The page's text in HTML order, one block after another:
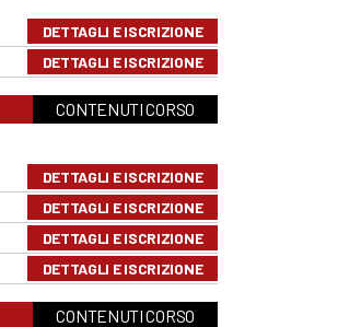
DETTAGLI E ISCRIZIONE
DETTAGLI E ISCRIZIONE
CONTENUTI CORSO
DETTAGLI E ISCRIZIONE
DETTAGLI E ISCRIZIONE
DETTAGLI E ISCRIZIONE
DETTAGLI E ISCRIZIONE
CONTENUTI CORSO